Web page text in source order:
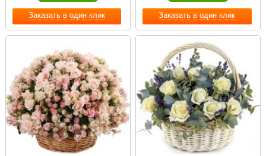
Заказать в один клик Заказать в один клик